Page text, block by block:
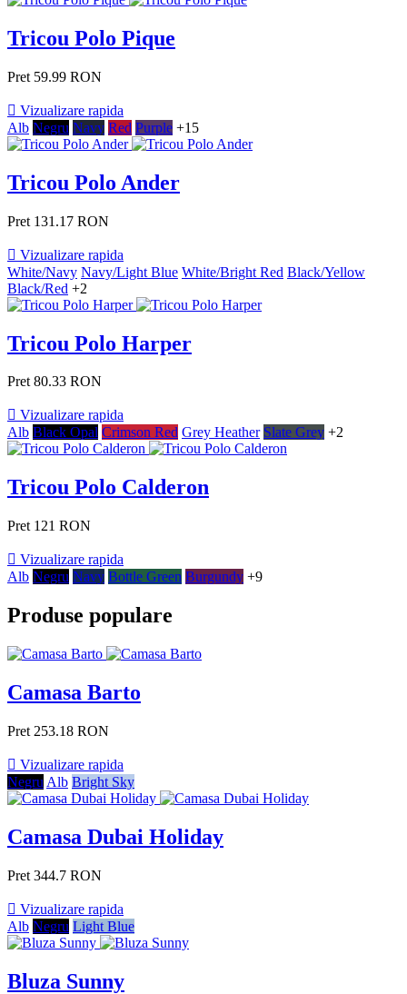
Tricou Polo Pique
Pret 59.99 RON
 Vizualizare rapida
Alb Negru Navy Red Purple +15
Tricou Polo Ander
Pret 131.17 RON
 Vizualizare rapida
White/Navy Navy/Light Blue White/Bright Red Black/Yellow
Black/Red +2
Tricou Polo Harper
Pret 80.33 RON
 Vizualizare rapida
Alb Black Opal Crimson Red Grey Heather Slate Grey +2
Tricou Polo Calderon
Pret 121 RON
 Vizualizare rapida
Alb Negru Navy Bottle Green Burgundy +9
Produse populare
Camasa Barto
Pret 253.18 RON
 Vizualizare rapida
Negru Alb Bright Sky
Camasa Dubai Holiday
Pret 344.7 RON
 Vizualizare rapida
Alb Negru Light Blue
Bluza Sunny